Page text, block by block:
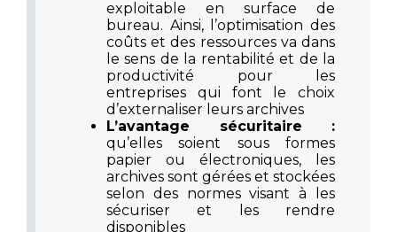
exploitable en surface de
bureau. Ainsi, l’optimisation des
coûts et des ressources va dans
le sens de la rentabilité et de la
productivité pour les
entreprises qui font le choix
d’externaliser leurs archives
L’avantage sécuritaire :
qu’elles soient sous formes
papier ou électroniques, les
archives sont gérées et stockées
selon des normes visant à les
sécuriser et les rendre
disponibles